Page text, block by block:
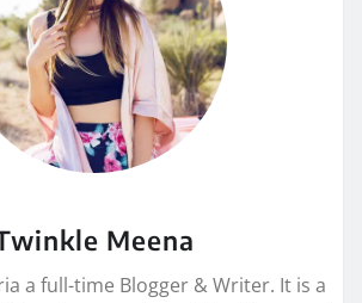
Meena
a full-time Blogger & Writer. It is a